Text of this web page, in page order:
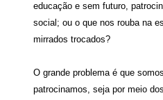
educação e sem futuro,
social; ou o que nos rouba na
mirrados trocados?
O grande problema é que
patrocinamos, seja por meio